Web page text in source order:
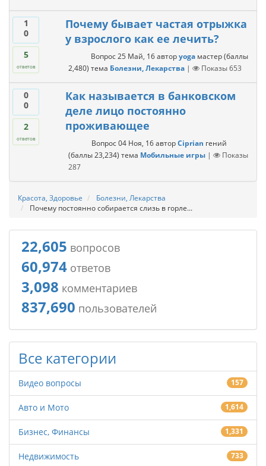
1
0
5
ответов
Почему бывает частая отрыжка
у взрослого как ее лечить?
Вопрос 25 Май, 16 авторyoga мастер (баллы
2,480) тема Болезни, Лекарства | Показы653
0
0
2
ответов
Как называется в банковском
деле лицо постоянно
проживающее
Вопрос 04 Ноя, 16 авторCiprian гений
(баллы23,234) тема Мобильные игры |
Показы
287
Красота, Здоровье
Болезни, Лекарства
Почему постоянно собирается слизь в горле...
22,605 вопросов
60,974 ответов
3,098 комментариев
837,690 пользователей
Все категории
Видео вопросы 157
Авто и Мото 1,614
Бизнес, Финансы 1,331
Недвижимость 733